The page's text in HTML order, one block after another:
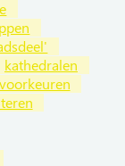
kathedralen
voorkeuren